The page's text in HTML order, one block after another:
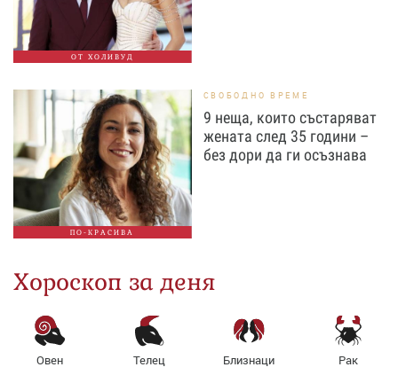
ОТ ХОЛИВУД
ПО-КРАСИВА
СВОБОДНО ВРЕМЕ
9 неща, които състаряват
жената след 35 години –
без дори да ги осъзнава
Хороскоп за деня
Овен Телец Близнаци Рак